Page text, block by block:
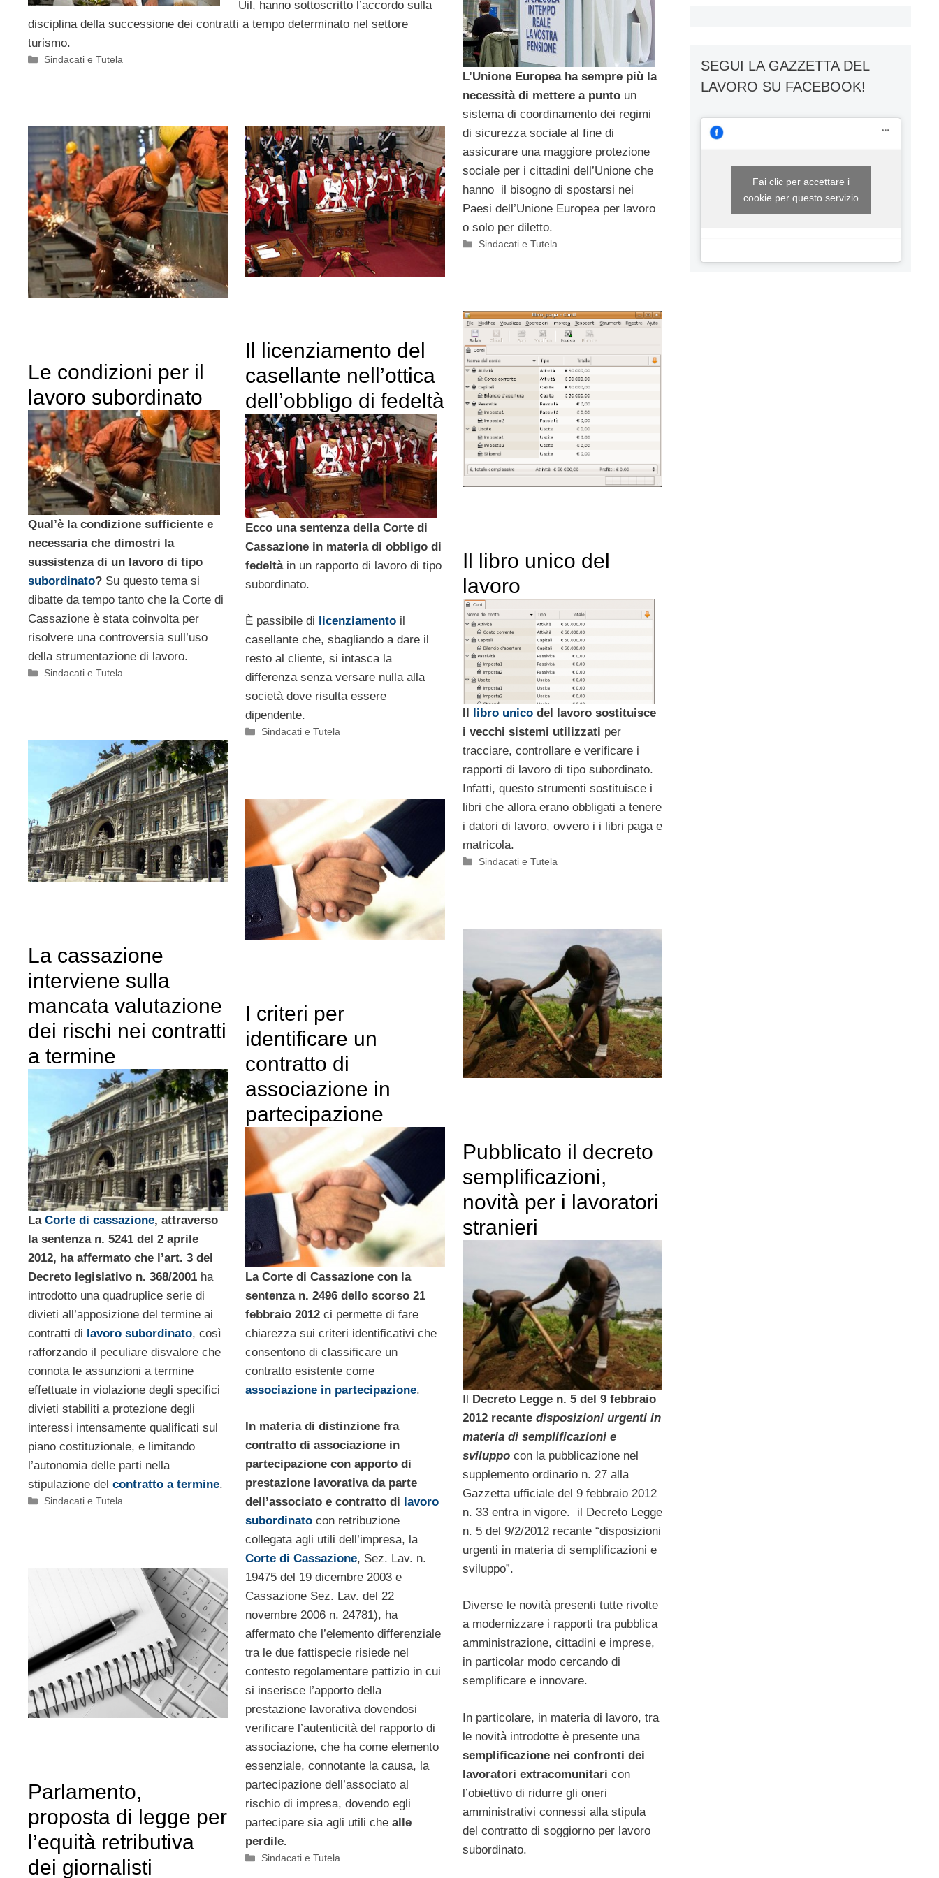
Uil, hanno sottoscritto l’accordo sulla
disciplina della successione dei contratti a tempo determinato nel settore
turismo.
Categorie
Sindacati e Tutela
L’Unione Europea ha sempre più la
necessità di mettere a puntoun
sistema di coordinamento dei regimi
di sicurezza sociale al fine di
assicurare una maggiore protezione
sociale per i cittadini dell’Unione che
hanno il bisogno di spostarsi nei
Paesi dell’Unione Europea per lavoro
o solo per diletto.
Categorie
Sindacati e Tutela
Le condizioni per il
lavoro subordinato
Qual’è la condizione sufficiente e
necessaria che dimostri la
sussistenza di un lavoro di tipo
subordinato? Su questo tema si
dibatte da tempo tanto che la Corte di
Cassazione è stata coinvolta per
risolvere una controversia sull’uso
della strumentazione di lavoro.
Categorie
Sindacati e Tutela
Il licenziamento del
casellante nell’ottica
dell’obbligo di fedeltà
Ecco una sentenza della Corte di
Cassazione in materia di obbligo di
fedeltàin un rapporto di lavoro di tipo
subordinato.
È passibile di licenziamentoil
casellante che, sbagliando a dare il
resto al cliente, si intasca la
differenza senza versare nulla alla
società dove risulta essere
dipendente.
Categorie
Sindacati e Tutela
Il libro unico del
lavoro
Il libro unicodel lavoro sostituisce
i vecchi sistemi utilizzati per
tracciare, controllare e verificare i
rapporti di lavoro di tipo subordinato.
Infatti, questo strumenti sostituisce i
libri che allora erano obbligati a tenere
i datori di lavoro, ovvero i i libri paga e
matricola.
Categorie
Sindacati e Tutela
La cassazione
interviene sulla
mancata valutazione
dei rischi nei contratti
a termine
La Corte di cassazione, attraverso
la sentenza n. 5241 del 2 aprile
2012, ha affermato che l’art. 3 del
Decreto legislativo n. 368/2001 ha
introdotto una quadruplice serie di
divieti all’apposizione del termine ai
contratti di lavoro subordinato, così
rafforzando il peculiare disvalore che
connota le assunzioni a termine
effettuate in violazione degli specifici
divieti stabiliti a protezione degli
interessi intensamente qualificati sul
piano costituzionale, e limitando
l’autonomia delle parti nella
stipulazione del contratto a termine.
Categorie
Sindacati e Tutela
I criteri per
identificare un
contratto di
associazione in
partecipazione
La Corte di Cassazione con la
sentenza n. 2496 dello scorso 21
febbraio 2012ci permette di fare
chiarezza sui criteri identificativi che
consentono di classificare un
contratto esistente come
associazione in partecipazione.
In materia di distinzione fra
contratto di associazione in
partecipazione con apporto di
prestazione lavorativa da parte
dell’associato e contratto di lavoro
subordinatocon retribuzione
collegata agli utili dell’impresa, la
Corte di Cassazione, Sez. Lav. n.
19475 del 19 dicembre 2003 e
Cassazione Sez. Lav. del 22
novembre 2006 n. 24781), ha
affermato che l’elemento differenziale
tra le due fattispecie risiede nel
contesto regolamentare pattizio in cui
si inserisce l’apporto della
prestazione lavorativa dovendosi
verificare l’autenticità del rapporto di
associazione, che ha come elemento
essenziale, connotante la causa, la
partecipazione dell’associato al
rischio di impresa, dovendo egli
partecipare sia agli utili che alle
perdile.
Categorie
Sindacati e Tutela
Pubblicato il decreto
semplificazioni,
novità per i lavoratori
stranieri
Il Decreto Legge n. 5 del 9 febbraio
2012 recante disposizioni urgenti in
materia di semplificazioni e
sviluppocon la pubblicazione nel
supplemento ordinario n. 27 alla
Gazzetta ufficiale del 9 febbraio 2012
n. 33 entra in vigore. il Decreto Legge
n. 5 del 9/2/2012 recante “disposizioni
urgenti in materia di semplificazioni e
sviluppo”.
Diverse le novità presenti tutte rivolte
a modernizzare i rapporti tra pubblica
amministrazione, cittadini e imprese,
in particolar modo cercando di
semplificare e innovare.
In particolare, in materia di lavoro, tra
le novità introdotte è presente una
semplificazione nei confronti dei
lavoratori extracomunitari con
l’obiettivo di ridurre gli oneri
amministrativi connessi alla stipula
del contratto di soggiorno per lavoro
subordinato.
Parlamento,
proposta di legge per
l’equità retributiva
dei giornalisti
SEGUI LA GAZZETTA DEL
LAVORO SU FACEBOOK!
Fai clic per accettare i
cookie per questo servizio